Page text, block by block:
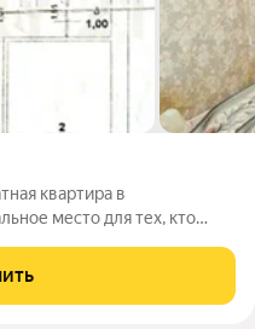
квартира в
тихом районе, окруженном